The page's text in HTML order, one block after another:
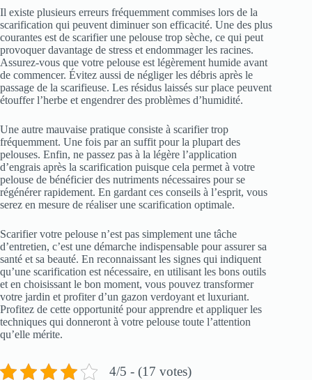
Il existe plusieurs erreurs fréquemment commises lors de la
scarification qui peuvent diminuer son efficacité. Une des plus
courantes est de scarifier une pelouse trop sèche, ce qui peut
provoquer davantage de stress et endommager les racines.
Assurez-vous que votre pelouse est légèrement humide avant
de commencer. Évitez aussi de négliger les débris après le
passage de la scarifieuse. Les résidus laissés sur place peuvent
étouffer l’herbe et engendrer des problèmes d’humidité.
Une autre mauvaise pratique consiste à scarifier trop
fréquemment. Une fois par an suffit pour la plupart des
pelouses. Enfin, ne passez pas à la légère l’application
d’engrais après la scarification puisque cela permet à votre
pelouse de bénéficier des nutriments nécessaires pour se
régénérer rapidement. En gardant ces conseils à l’esprit, vous
serez en mesure de réaliser une scarification optimale.
Scarifier votre pelouse n’est pas simplement une tâche
d’entretien, c’est une démarche indispensable pour assurer sa
santé et sa beauté. En reconnaissant les signes qui indiquent
qu’une scarification est nécessaire, en utilisant les bons outils
et en choisissant le bon moment, vous pouvez transformer
votre jardin et profiter d’un gazon verdoyant et luxuriant.
Profitez de cette opportunité pour apprendre et appliquer les
techniques qui donneront à votre pelouse toute l’attention
qu’elle mérite.
4/5 - (17 votes)